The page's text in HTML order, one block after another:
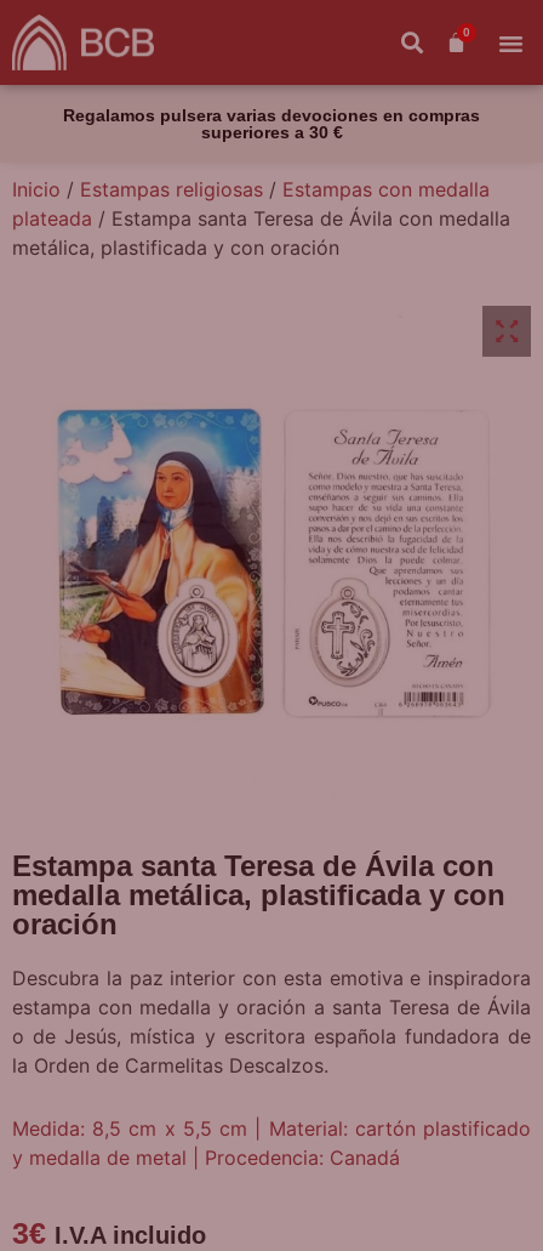
0
Regalamos pulsera varias devociones en compras
superiores a 30 €
Inicio / Estampas religiosas / Estampas con medalla
plateada / Estampa santa Teresa de Ávila con medalla
metálica, plastificada y con oración
Estampa santa Teresa de Ávila con
medalla metálica, plastificada y con
oración
Descubra la paz interior con esta emotiva e inspiradora
estampa con medalla y oración a santa Teresa de Ávila
o de Jesús, mística y escritora española fundadora de
la Orden de Carmelitas Descalzos.
Medida: 8,5 cm x 5,5 cm | Material: cartón plastificado
y medalla de metal | Procedencia: Canadá
3€ I.V.A incluido